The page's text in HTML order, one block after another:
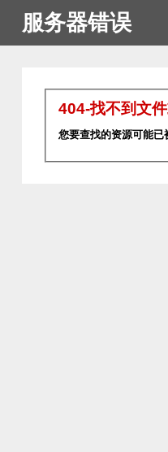
服务器错误
404-找不到文件
您要查找的资源可能已